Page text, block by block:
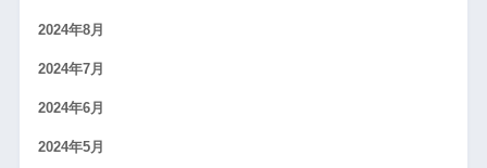
2024年8月
2024年7月
2024年6月
2024年5月